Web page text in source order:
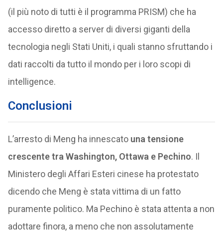
(il più noto di tutti è il programma PRISM) che ha
accesso diretto a server di diversi giganti della
tecnologia negli Stati Uniti, i quali stanno sfruttando i
dati raccolti da tutto il mondo per i loro scopi di
intelligence.
Conclusioni
L’arresto di Meng ha innescato una tensione
crescente tra Washington, Ottawa e Pechino. Il
Ministero degli Affari Esteri cinese ha protestato
dicendo che Meng è stata vittima di un fatto
puramente politico. Ma Pechino è stata attenta a non
adottare finora, a meno che non assolutamente